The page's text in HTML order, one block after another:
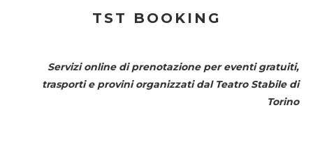
TST BOOKING
Servizi online di prenotazione per eventi gratuiti,
trasporti e provini organizzati dal Teatro Stabile di
Torino